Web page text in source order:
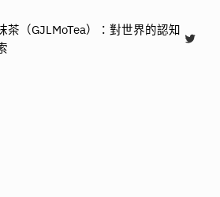
茶（GJLMoTea）：對世界的認知 X